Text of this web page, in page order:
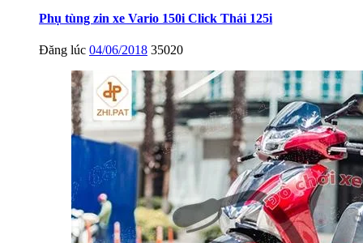
Phụ tùng zin xe Vario 150i Click Thái 125i
Đăng lúc 04/06/2018 35020